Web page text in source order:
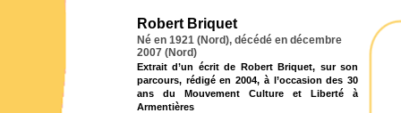
Robert Briquet
Né en 1921 (Nord), décédé en décembre
2007 (Nord)
Extrait d’un écrit de Robert Briquet, sur son
parcours, rédigé en 2004, à l’occasion des 30
ans du Mouvement Culture et Liberté à
Armentières